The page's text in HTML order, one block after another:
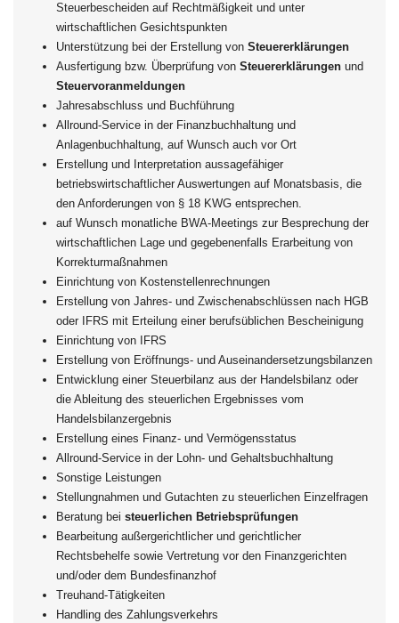
Steuerbescheiden auf Rechtmäßigkeit und unter
wirtschaftlichen Gesichtspunkten
Unterstützung bei der Erstellung von Steuererklärungen
Ausfertigung bzw. Überprüfung von Steuererklärungenund
Steuervoranmeldungen
Jahresabschluss und Buchführung
Allround-Service in der Finanzbuchhaltung und
Anlagenbuchhaltung, auf Wunsch auch vor Ort
Erstellung und Interpretation aussagefähiger
betriebswirtschaftlicher Auswertungen auf Monatsbasis, die
den Anforderungen von § 18 KWG entsprechen.
auf Wunsch monatliche BWA-Meetings zur Besprechung der
wirtschaftlichen Lage und gegebenenfalls Erarbeitung von
Korrekturmaßnahmen
Einrichtung von Kostenstellenrechnungen
Erstellung von Jahres- und Zwischenabschlüssen nach HGB
oder IFRS mit Erteilung einer berufsüblichen Bescheinigung
Einrichtung von IFRS
Erstellung von Eröffnungs- und Auseinandersetzungsbilanzen
Entwicklung einer Steuerbilanz aus der Handelsbilanz oder
die Ableitung des steuerlichen Ergebnisses vom
Handelsbilanzergebnis
Erstellung eines Finanz- und Vermögensstatus
Allround-Service in der Lohn- und Gehaltsbuchhaltung
Sonstige Leistungen
Stellungnahmen und Gutachten zu steuerlichen Einzelfragen
Beratung bei steuerlichen Betriebsprüfungen
Bearbeitung außergerichtlicher und gerichtlicher
Rechtsbehelfe sowie Vertretung vor den Finanzgerichten
und/oder dem Bundesfinanzhof
Treuhand-Tätigkeiten
Handling des Zahlungsverkehrs